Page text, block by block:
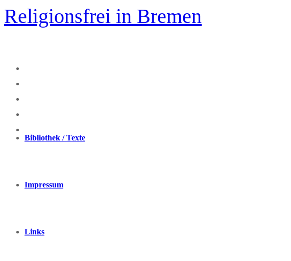
Zum
Inhalt
springen
Religionsfrei in Bremen
Bibliothek / Texte
Impressum
Links